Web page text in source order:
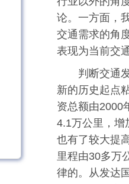
论。一方面，
交通需求的角
表现为当前交
判断交通
新的历史起点
资总额由2000
4.1万公里，增
也有了较大提
里程由30多万
律的。从发达